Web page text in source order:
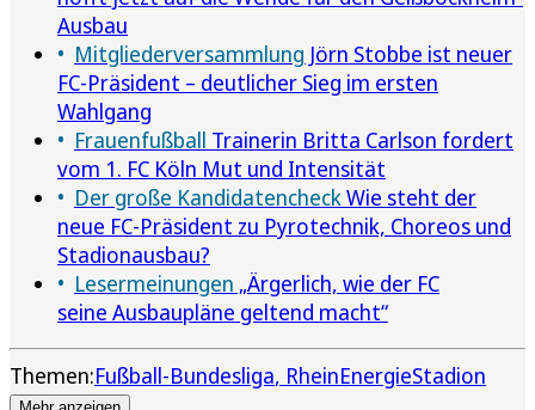
Ausbau
Mitgliederversammlung Jörn Stobbe ist neuer
FC-Präsident – deutlicher Sieg im ersten
Wahlgang
Frauenfußball Trainerin Britta Carlson fordert
vom 1. FC Köln Mut und Intensität
Der große KandidatencheckWie steht der
neue FC-Präsident zu Pyrotechnik, Choreos und
Stadionausbau?
Lesermeinungen „Ärgerlich, wie der FC
seine Ausbaupläne geltend macht“
Themen:Fußball-Bundesliga RheinEnergieStadion